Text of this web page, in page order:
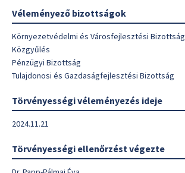
Véleményező bizottságok
Környezetvédelmi és Városfejlesztési Bizottság
Közgyűlés
Pénzügyi Bizottság
Tulajdonosi és Gazdaságfejlesztési Bizottság
Törvényességi véleményezés ideje
2024.11.21
Törvényességi ellenőrzést végezte